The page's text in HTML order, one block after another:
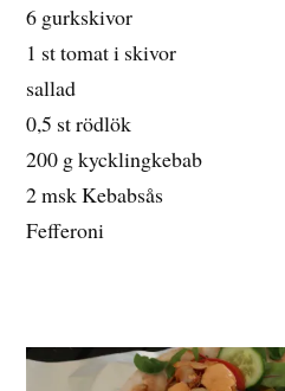
6 gurkskivor
1 st tomat i skivor
sallad
0,5 st rödlök
200 g kycklingkebab
2 msk Kebabsås
Fefferoni